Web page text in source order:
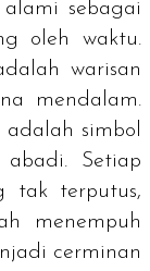
sebagai
oleh waktu.
warisan
mendalam.
simbol
Setiap
tak terputus,
menempuh
cerminan